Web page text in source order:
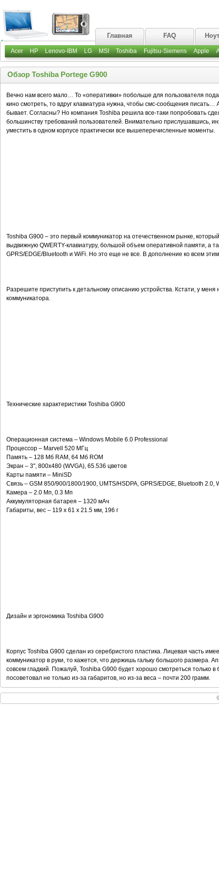
Главная FAQ
Acer HP Lenovo-IBM LG MSI Toshiba Fujitsu-Siemens Apple
Обзор Toshiba Portege G900
Вечно нам всего мало… То «оперативки» побольше для пользователя
кино смотреть, то вдруг клавиатура нужна, чтобы смс-сообщения
бывает. Согласны? Но компания Toshiba решила все-таки попробовать
большинству требований пользователей. Внимательно прислушавшись,
уместить в одном корпусе практически все вышеперечисленные моменты.
Toshiba G900 – это первый коммуникатор на отечественном рынке,
выдвижную QWERTY-клавиатуру, большой объем оперативной памяти, а
GPRS/EDGE/Bluetooth и WiFi. Но это еще не все. В дополнение ко всем
Разрешите приступить к детальному описанию устройства. Кстати, у
коммуникатора.
Технические характеристики Toshiba G900
Операционная система – Windows Mobile 6.0 Professional
Процессор – Marvell 520 МГц
Память – 128 Мб RАM, 64 Мб ROM
Экран – 3", 800x480 (WVGA), 65.536 цветов
Карты памяти – MiniSD
Связь – GSM 850/900/1800/1900, UMTS/HSDPA, GPRS/EDGE, Bluetooth 2.0,
Камера – 2.0 Мп, 0.3 Мп
Аккумуляторная батарея – 1320 мАч
Габариты, вес – 119 х 61 х 21.5 мм, 196 г
Дизайн и эргономика Toshiba G900
Корпус Toshiba G900 сделан из серебристого пластика. Лицевая часть
коммуникатор в руки, то кажется, что держишь гальку большого размера.
совсем гладкий. Пожалуй, Toshiba G900 будет хорошо смотреться только
посоветовал не только из-за габаритов, но из-за веса – почти 200 грамм.